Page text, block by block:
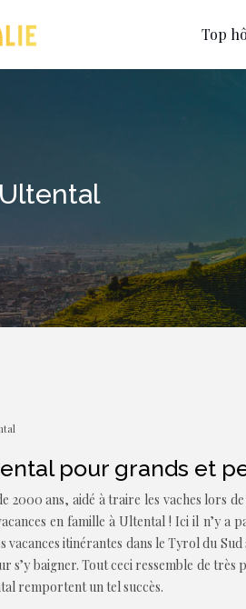
Top
pour grands et
2000 ans, aidé à traire les vaches lors
en famille à Ultental ! Ici il n’y
vacances itinérantes dans le Tyrol du
s’y baigner. Tout ceci ressemble de
remportent un tel succès.